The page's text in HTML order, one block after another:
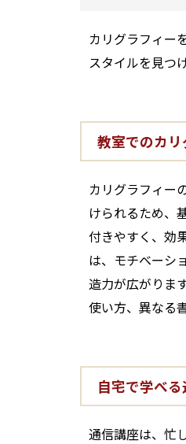
カリグラフィー
スタイルを見つ
教室でのカ
カリグラフィー
けられるため、
付きやすく、効
は、モチベーシ
造力が広がりま
使い方、異なる
自宅で学べ
通信講座は、忙